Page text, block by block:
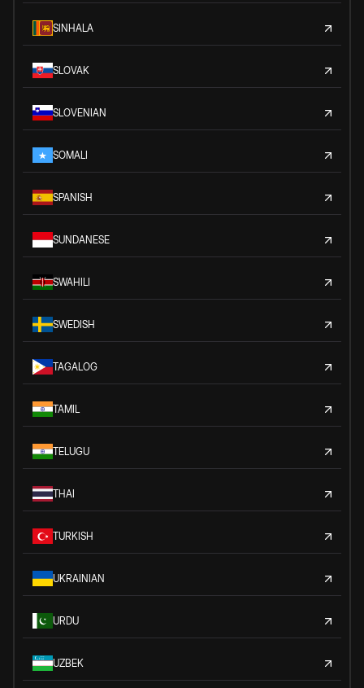
SINHALA
SLOVAK
SLOVENIAN
SOMALI
SPANISH
SUNDANESE
SWAHILI
SWEDISH
TAGALOG
TAMIL
TELUGU
THAI
TURKISH
UKRAINIAN
URDU
UZBEK